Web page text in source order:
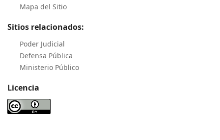
Mapa del Sitio
Sitios relacionados:
Poder Judicial
Defensa Pública
Ministerio Público
Licencia